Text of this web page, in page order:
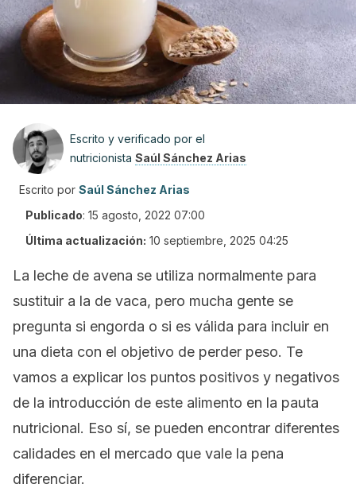
Escrito y verificado por el
nutricionista Saúl Sánchez Arias
Escrito por Saúl Sánchez Arias
Publicado: 15 agosto, 2022 07:00
Última actualización: 10 septiembre, 2025 04:25
La leche de avena se utiliza normalmente para
sustituir a la de vaca, pero mucha gente se
pregunta si engorda o si es válida para incluir en
una dieta con el objetivo de perder peso. Te
vamos a explicar los puntos positivos y negativos
de la introducción de este alimento en la pauta
nutricional. Eso sí, se pueden encontrar diferentes
calidades en el mercado que vale la pena
diferenciar.